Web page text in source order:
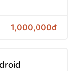
1,000,000đ